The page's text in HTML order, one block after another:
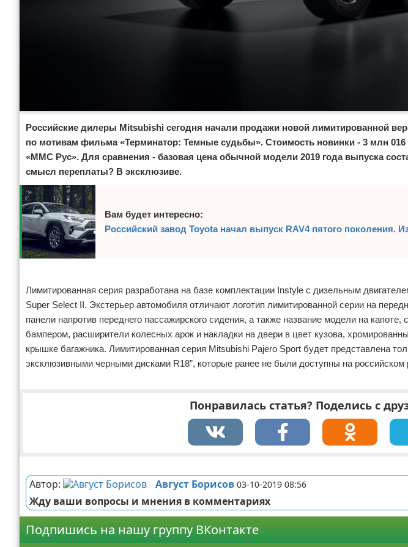
Российские дилеры Mitsubishi сегодня начали продажи новой лимитированной
по мотивам фильма «Терминатор: Темные судьбы». Стоимость новинки - 3 млн
«ММС Рус». Для сравнения - базовая цена обычной модели 2019 года выпуска
смысл переплаты? В эксклюзиве.
Вам будет интересно:
Российский завод Toyota начал выпуск RAV4 пятого поколения.
Лимитированная серия разработана на базе комплектации Instyle с дизельным
Super Select II. Экстерьер автомобиля отличают логотип лимитированной серии на
панели напротив переднего пассажирского сидения, а также название модели на
бампером, расширители колесных арок и накладки на двери в цвет кузова,
крышке багажника. Лимитированная серия Mitsubishi Pajero Sport будет представлена
эксклюзивными черными дисками R18”, которые ранее не были доступны на российском
Понравилась статья? Поделись с
Автор: Август Борисов 03-10-2019 08:56
Жду ваши вопросы и мнения в комментариях
Подпишись на нашу группу ВКонтакте